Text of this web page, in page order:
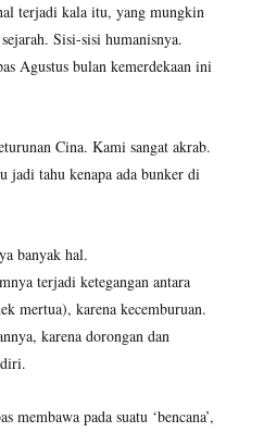
terjadi kala itu, yang mungkin
Sisi-sisi humanisnya.
Agustus bulan kemerdekaan ini
Cina. Kami sangat akrab.
jadi tahu kenapa ada bunker di
banyak hal.
terjadi ketegangan antara
mertua), karena kecemburuan.
karena dorongan dan
membawa pada suatu ‘bencana’,